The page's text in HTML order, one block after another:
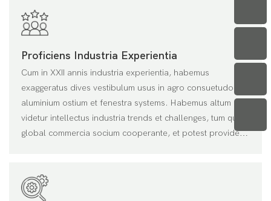
Proficiens Industria Experientia
Cum in XXII annis industria experientia, habemus
exaggeratus dives vestibulum usus in agro consuetudo
aluminium ostium et fenestra systems. Habemus altum
videtur intellectus industria trends et challenges, tum quod
global commercia socium cooperante, et potest providere